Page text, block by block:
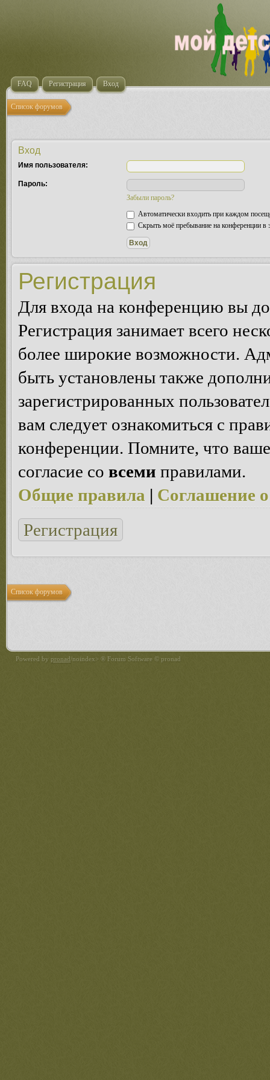
FAQ Регистрация Вход
Список форумов
Вход
Имя пользователя:
Пароль:
Забыли пароль?
Автоматически входить при каждом
Скрыть моё пребывание на конференции в
Регистрация
Для входа на конференцию вы
Регистрация занимает всего
более широкие возможности.
быть установлены также
зарегистрированных
вам следует ознакомиться с
конференции. Помните, что
согласие со всеми правилами.
Общие правила | Соглашение
Регистрация
Список форумов
Powered by pronad/noindex> ® Forum Software © pronad